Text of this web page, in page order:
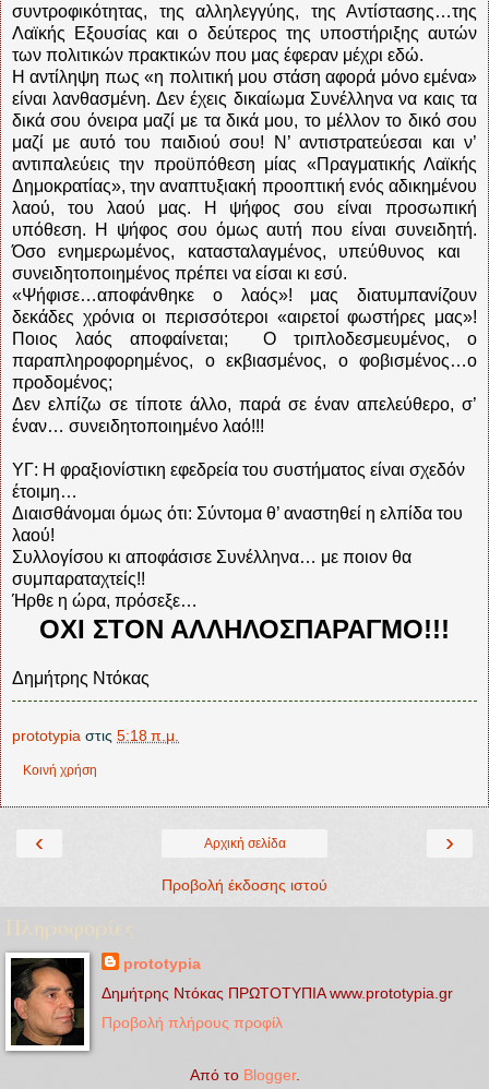
συντροφικότητας, της αλληλεγγύης, της Αντίστασης…της
Λαϊκής Εξουσίας και ο δεύτερος της υποστήριξης αυτών
των πολιτικών πρακτικών που μας έφεραν μέχρι εδώ.
Η αντίληψη πως «η πολιτική μου στάση αφορά μόνο εμένα»
είναι λανθασμένη. Δεν έχεις δικαίωμα Συνέλληνα να καις τα
δικά σου όνειρα μαζί με τα δικά μου, το μέλλον το δικό σου
μαζί με αυτό του παιδιού σου! Ν’ αντιστρατεύεσαι και ν’
αντιπαλεύεις την προϋπόθεση μίας «Πραγματικής Λαϊκής
Δημοκρατίας», την αναπτυξιακή προοπτική ενός αδικημένου
λαού, του λαού μας. Η ψήφος σου είναι προσωπική
υπόθεση. Η ψήφος σου όμως αυτή που είναι συνειδητή.
Όσο ενημερωμένος, κατασταλαγμένος, υπεύθυνος και
συνειδητοποιημένος πρέπει να είσαι κι εσύ.
«Ψήφισε…αποφάνθηκε ο λαός»! μας διατυμπανίζουν
δεκάδες χρόνια οι περισσότεροι «αιρετοί φωστήρες μας»!
Ποιος λαός αποφαίνεται; Ο τριπλοδεσμευμένος, ο
παραπληροφορημένος, ο εκβιασμένος, ο φοβισμένος…ο
προδομένος;
Δεν ελπίζω σε τίποτε άλλο, παρά σε έναν απελεύθερο, σ’
έναν… συνειδητοποιημένο λαό!!!
ΥΓ: Η φραξιονίστικη εφεδρεία του συστήματος είναι σχεδόν
έτοιμη…
Διαισθάνομαι όμως ότι: Σύντομα θ’ αναστηθεί η ελπίδα του
λαού!
Συλλογίσου κι αποφάσισε Συνέλληνα… με ποιον θα
συμπαραταχτείς!!
Ήρθε η ώρα, πρόσεξε…
ΟΧΙ ΣΤΟΝ ΑΛΛΗΛΟΣΠΑΡΑΓΜΟ!!!
Δημήτρης Ντόκας
prototypia στις 5:18 π.μ.
Κοινή χρήση
‹ ›
Αρχική σελίδα
Προβολή έκδοσης ιστού
Πληροφορίες
prototypia
Δημήτρης Ντόκας ΠΡΩΤΟΤΥΠΙΑ www.prototypia.gr
Προβολή πλήρους προφίλ
Από το Blogger.